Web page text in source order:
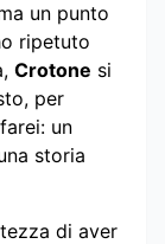
un punto
ripetuto
Crotone si
per
un
storia
di aver